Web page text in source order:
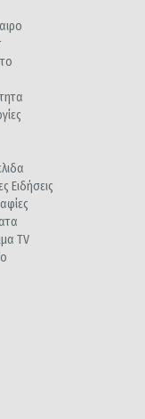
Ειδήσεις
TV